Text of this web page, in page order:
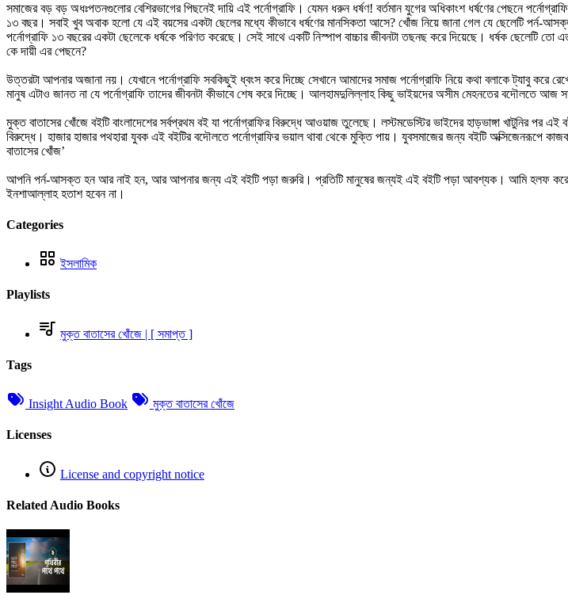
সমাজের বড় বড় অধঃপতনগুলোর বেশিরভাগের পিছনেই দায়ি এই পর্নোগ্রাফি। যেমন ধরুন ধর্ষণ! বর্তমান যুগের অধিকাংশ ধর্ষণের পেছনে
১৩ বছর। সবাই খুব অবাক হলো যে এই বয়সের একটা ছেলের মধ্যে কীভাবে ধর্ষণের মানসিকতা আসে? খোঁজ নিয়ে জানা গেল যে ছেলেটি পর্ন-
পর্নোগ্রাফি ১৩ বছরের একটা ছেলেকে ধর্ষকে পরিণত করেছে। সেই সাথে একটি নিস্পাপ বাচ্চার জীবনটা তছনছ করে দিয়েছে। ধর্ষক
কে দায়ী এর পেছনে?
উত্তরটা আপনার অজানা নয়। যেখানে পর্নোগ্রাফি সবকিছুই ধ্বংস করে দিচ্ছে সেখানে আমাদের সমাজ পর্নোগ্রাফি নিয়ে কথা বলাকে ট্যাবু করে
মানুষ এটাও জানত না যে পর্নোগ্রাফি তাদের জীবনটা কীভাবে শেষ করে দিচ্ছে। আলহামদুলিল্লাহ কিছু ভাইয়দের অসীম মেহনতের বদৌলতে আজ
মুক্ত বাতাসের খোঁজে বইটি বাংলাদেশের সর্বপ্রথম বই যা পর্নোগ্রাফির বিরুদ্ধে আওয়াজ তুলেছে। লস্টমডেস্টির ভাইদের হাড়ভাঙ্গা খাটুনির
বিরুদ্ধে। হাজার হাজার পথহারা যুবক এই বইটির বদৌলতে পর্নোগ্রাফির ভয়াল থাবা থেকে মুক্তি পায়। যুবসমাজের জন্য বইটি অক্সিজেনরূপে
বাতাসের খোঁজ’
আপনি পর্ন-আসক্ত হন আর নাই হন, আর আপনার জন্য এই বইটি পড়া জরুরি। প্রতিটি মানুষের জন্যই এই বইটি পড়া আবশ্যক। আমি হলফ করে
ইনশাআল্লাহ হতাশ হবেন না।
Categories
ইসলামিক
Playlists
মুক্ত বাতাসের খোঁজে | [ সমাপ্ত ]
Tags
Insight Audio Book মুক্ত বাতাসের খোঁজে
Licenses
License and copyright notice
Related Audio Books